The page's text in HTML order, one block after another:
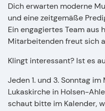
Dich erwarten moderne
und eine zeitgemäße
Ein engagiertes Team
Mitarbeitenden freut sich
Klingt interessant? Ist es
Jeden 1. und 3. Sonntag
Lukaskirche in Holsen-
schaut bitte im Kalender,